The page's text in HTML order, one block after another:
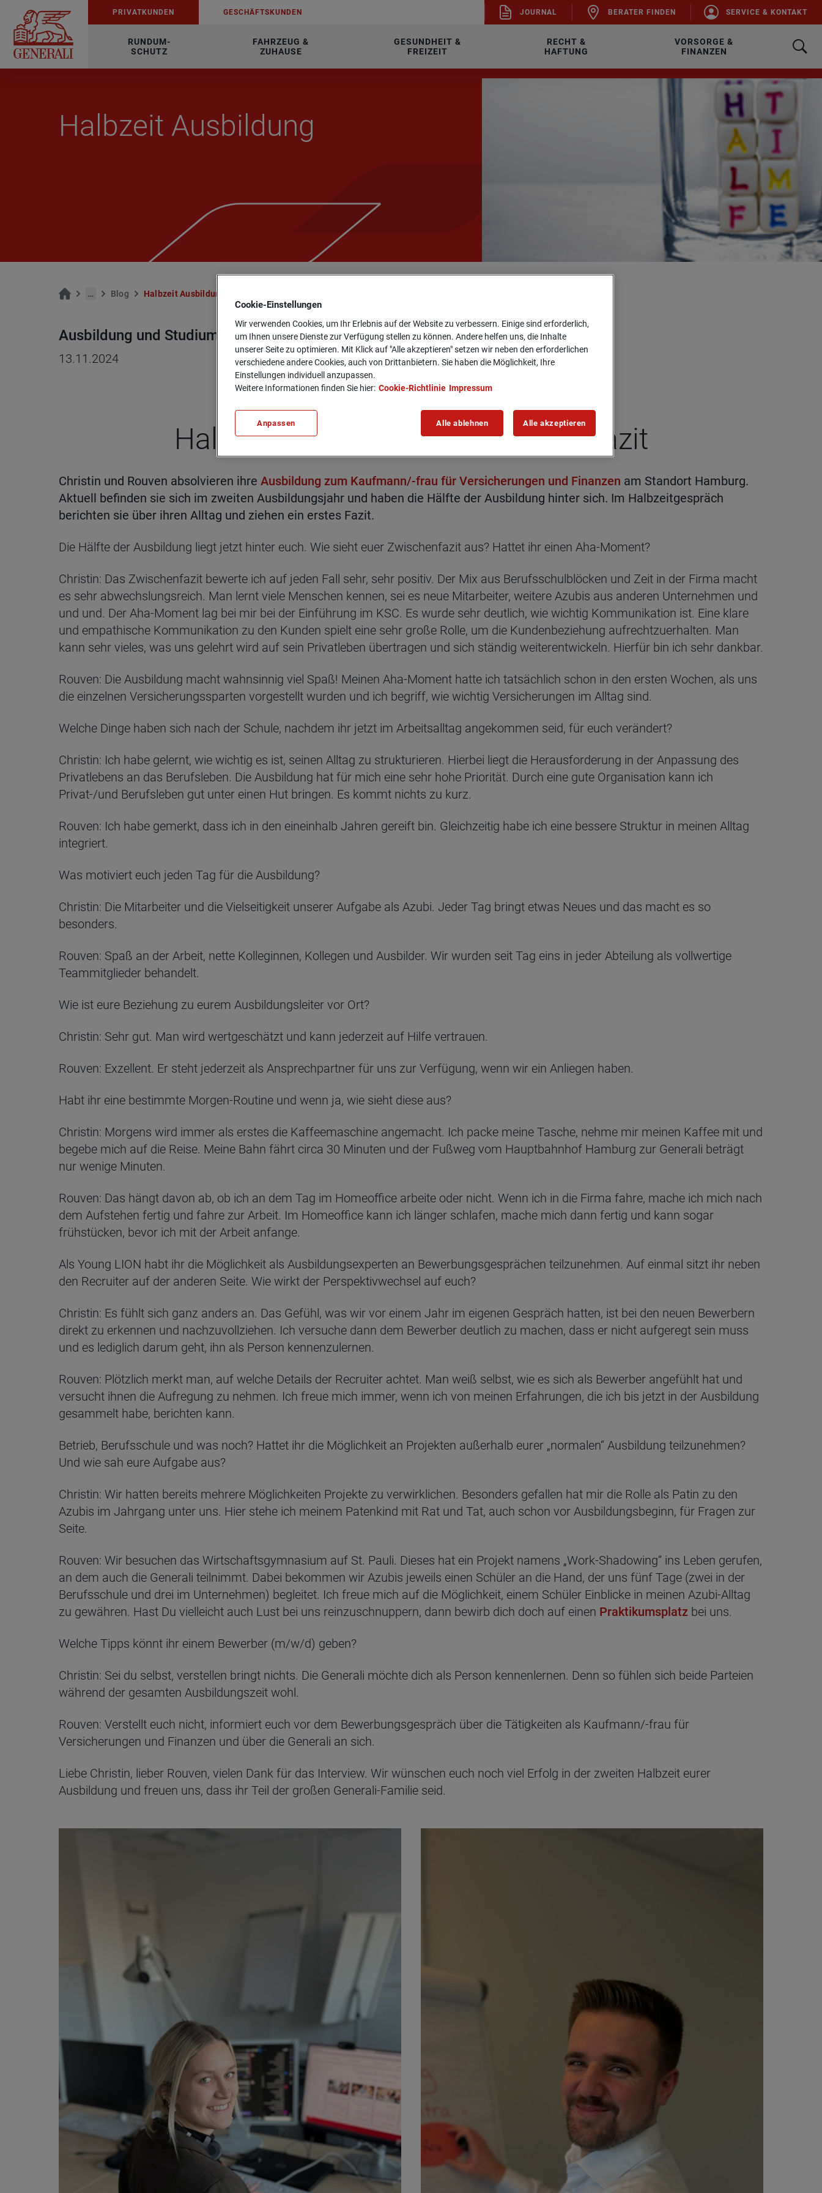
PRI­VAT­KUN­DEN GE­SCHÄFTS­KUN­DEN JOUR­NAL BE­RA­TER FIN­DEN SER­VICE & KON­TAKT
RUNDUM-
SCHUTZ
FAHRZEUG &
ZUHAUSE
GESUNDHEIT &
FREIZEIT
RECHT &
HAFTUNG
VORSORGE &
FINANZEN
Halb­zeit Aus­bil­dung
… Blog Halb­zeit Aus­bil­dung
Ausbildung und Studium
13.11.2024
Halb­zeit Aus­bil­dung - Ein ers­tes Fazit
Christin und Rouven absolvieren ihre Ausbildung zum Kaufmann/-frau für Versicherungen und Finanzen am Standort Hamburg.
Aktuell befinden sie sich im zweiten Ausbildungsjahr und haben die Hälfte der Ausbildung hinter sich. Im Halbzeitgespräch
berichten sie über ihren Alltag und ziehen ein erstes Fazit.
Die Hälfte der Ausbildung liegt jetzt hinter euch. Wie sieht euer Zwischenfazit aus? Hattet ihr einen Aha-Moment?
Christin: Das Zwischenfazit bewerte ich auf jeden Fall sehr, sehr positiv. Der Mix aus Berufsschulblöcken und Zeit in der Firma macht
es sehr abwechslungsreich. Man lernt viele Menschen kennen, sei es neue Mitarbeiter, weitere Azubis aus anderen Unternehmen und
und und. Der Aha-Moment lag bei mir bei der Einführung im KSC. Es wurde sehr deutlich, wie wichtig Kommunikation ist. Eine klare
und empathische Kommunikation zu den Kunden spielt eine sehr große Rolle, um die Kundenbeziehung aufrechtzuerhalten. Man
kann sehr vieles, was uns gelehrt wird auf sein Privatleben übertragen und sich ständig weiterentwickeln. Hierfür bin ich sehr dankbar.
Rouven: Die Ausbildung macht wahnsinnig viel Spaß! Meinen Aha-Moment hatte ich tatsächlich schon in den ersten Wochen, als uns
die einzelnen Versicherungssparten vorgestellt wurden und ich begriff, wie wichtig Versicherungen im Alltag sind.
Welche Dinge haben sich nach der Schule, nachdem ihr jetzt im Arbeitsalltag angekommen seid, für euch verändert?
Christin: Ich habe gelernt, wie wichtig es ist, seinen Alltag zu strukturieren. Hierbei liegt die Herausforderung in der Anpassung des
Privatlebens an das Berufsleben. Die Ausbildung hat für mich eine sehr hohe Priorität. Durch eine gute Organisation kann ich
Privat-/und Berufsleben gut unter einen Hut bringen. Es kommt nichts zu kurz.
Rouven: Ich habe gemerkt, dass ich in den eineinhalb Jahren gereift bin. Gleichzeitig habe ich eine bessere Struktur in meinen Alltag
integriert.
Was motiviert euch jeden Tag für die Ausbildung?
Christin: Die Mitarbeiter und die Vielseitigkeit unserer Aufgabe als Azubi. Jeder Tag bringt etwas Neues und das macht es so
besonders.
Rouven: Spaß an der Arbeit, nette Kolleginnen, Kollegen und Ausbilder. Wir wurden seit Tag eins in jeder Abteilung als vollwertige
Teammitglieder behandelt.
Wie ist eure Beziehung zu eurem Ausbildungsleiter vor Ort?
Christin: Sehr gut. Man wird wertgeschätzt und kann jederzeit auf Hilfe vertrauen.
Rouven: Exzellent. Er steht jederzeit als Ansprechpartner für uns zur Verfügung, wenn wir ein Anliegen haben.
Habt ihr eine bestimmte Morgen-Routine und wenn ja, wie sieht diese aus?
Christin: Morgens wird immer als erstes die Kaffeemaschine angemacht. Ich packe meine Tasche, nehme mir meinen Kaffee mit und
begebe mich auf die Reise. Meine Bahn fährt circa 30 Minuten und der Fußweg vom Hauptbahnhof Hamburg zur Generali beträgt
nur wenige Minuten.
Rouven: Das hängt davon ab, ob ich an dem Tag im Homeoffice arbeite oder nicht. Wenn ich in die Firma fahre, mache ich mich nach
dem Aufstehen fertig und fahre zur Arbeit. Im Homeoffice kann ich länger schlafen, mache mich dann fertig und kann sogar
frühstücken, bevor ich mit der Arbeit anfange.
Als Young LION habt ihr die Möglichkeit als Ausbildungsexperten an Bewerbungsgesprächen teilzunehmen. Auf einmal sitzt ihr neben
den Recruiter auf der anderen Seite. Wie wirkt der Perspektivwechsel auf euch?
Christin: Es fühlt sich ganz anders an. Das Gefühl, was wir vor einem Jahr im eigenen Gespräch hatten, ist bei den neuen Bewerbern
direkt zu erkennen und nachzuvollziehen. Ich versuche dann dem Bewerber deutlich zu machen, dass er nicht aufgeregt sein muss
und es lediglich darum geht, ihn als Person kennenzulernen.
Rouven: Plötzlich merkt man, auf welche Details der Recruiter achtet. Man weiß selbst, wie es sich als Bewerber angefühlt hat und
versucht ihnen die Aufregung zu nehmen. Ich freue mich immer, wenn ich von meinen Erfahrungen, die ich bis jetzt in der Ausbildung
gesammelt habe, berichten kann.
Betrieb, Berufsschule und was noch? Hattet ihr die Möglichkeit an Projekten außerhalb eurer „normalen“ Ausbildung teilzunehmen?
Und wie sah eure Aufgabe aus?
Christin: Wir hatten bereits mehrere Möglichkeiten Projekte zu verwirklichen. Besonders gefallen hat mir die Rolle als Patin zu den
Azubis im Jahrgang unter uns. Hier stehe ich meinem Patenkind mit Rat und Tat, auch schon vor Ausbildungsbeginn, für Fragen zur
Seite.
Rouven: Wir besuchen das Wirtschaftsgymnasium auf St. Pauli. Dieses hat ein Projekt namens „Work-Shadowing“ ins Leben gerufen,
an dem auch die Generali teilnimmt. Dabei bekommen wir Azubis jeweils einen Schüler an die Hand, der uns fünf Tage (zwei in der
Berufsschule und drei im Unternehmen) begleitet. Ich freue mich auf die Möglichkeit, einem Schüler Einblicke in meinen Azubi-Alltag
zu gewähren. Hast Du vielleicht auch Lust bei uns reinzuschnuppern, dann bewirb dich doch auf einen Praktikumsplatz bei uns.
Welche Tipps könnt ihr einem Bewerber (m/w/d) geben?
Christin: Sei du selbst, verstellen bringt nichts. Die Generali möchte dich als Person kennenlernen. Denn so fühlen sich beide Parteien
während der gesamten Ausbildungszeit wohl.
Rouven: Verstellt euch nicht, informiert euch vor dem Bewerbungsgespräch über die Tätigkeiten als Kaufmann/-frau für
Versicherungen und Finanzen und über die Generali an sich.
Liebe Christin, lieber Rouven, vielen Dank für das Interview. Wir wünschen euch noch viel Erfolg in der zweiten Halbzeit eurer
Ausbildung und freuen uns, dass ihr Teil der großen Generali-Familie seid.
Cookie-­Einstellungen
Wir verwenden Cookies, um Ihr Erlebnis auf der Website zu verbessern. Einige sind erforderlich,
um Ihnen unsere Dienste zur Verfügung stellen zu können. Andere helfen uns, die Inhalte
unserer Seite zu optimieren. Mit Klick auf "Alle akzeptieren" setzen wir neben den erforderlichen
verschiedene andere Cookies, auch von Drittanbietern. Sie haben die Möglichkeit, Ihre
Einstellungen individuell anzupassen.
Weitere Informationen finden Sie hier: Cookie-Richtlinie Impressum
Anpassen Alle ablehnen Alle akzeptieren